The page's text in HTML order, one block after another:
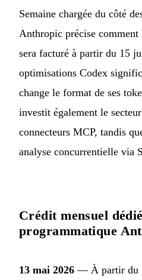
Semaine chargée du côté
Anthropic précise comment
sera facturé à partir du 15
optimisations Codex
change le format de ses
investit également le
connecteurs MCP, tandis
analyse concurrentielle via
Crédit mensuel
programmatique
13 mai 2026 — À partir du